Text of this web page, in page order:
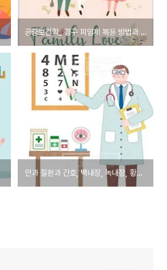
공중보건학_ 경구 피임제 복용 방법과 장단점
안과 질환과 간호, 백내장, 녹내장, 황반변성, 간호조무사 자격증 시험 대비